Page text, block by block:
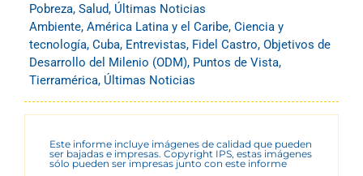
Pobreza, Salud, Últimas Noticias
Ambiente, América Latina y el Caribe, Ciencia y
tecnología, Cuba, Entrevistas, Fidel Castro, Objetivos de
Desarrollo del Milenio (ODM), Puntos de Vista,
Tierramérica, Últimas Noticias
Este informe incluye imágenes de calidad que pueden
ser bajadas e impresas. Copyright IPS, estas imágenes
sólo pueden ser impresas junto con este informe